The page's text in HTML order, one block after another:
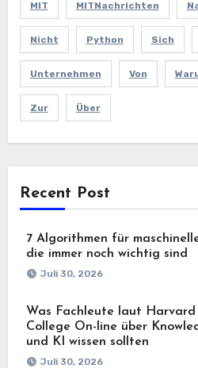
MIT MITNachrichten
Nicht Python Sich
Unternehmen Von
Zur Über
Recent Post
7 Algorithmen für
die immer noch wichtig sind
Juli 30, 2026
Was Fachleute laut
College On-line über
und KI wissen sollten
Juli 30, 2026